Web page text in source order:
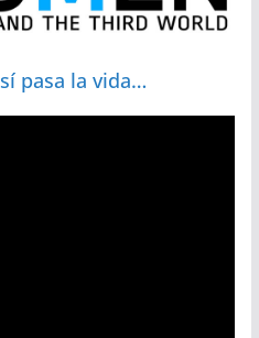
pasa la vida…